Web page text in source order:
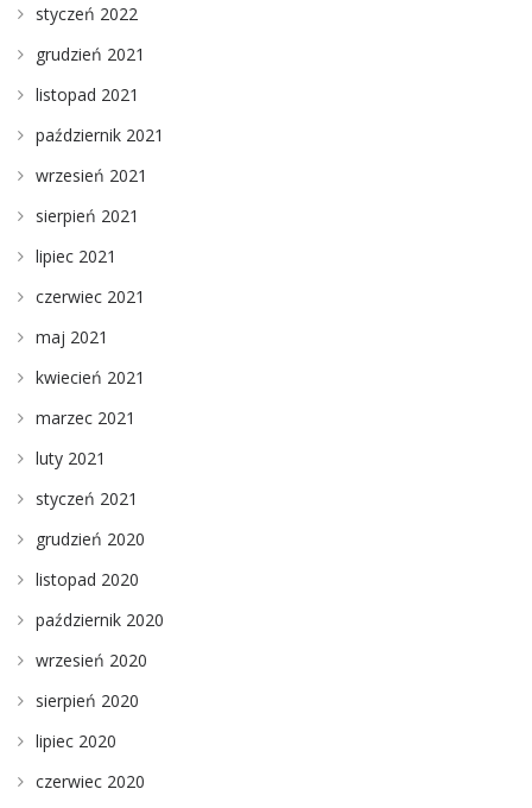
styczeń 2022
grudzień 2021
listopad 2021
październik 2021
wrzesień 2021
sierpień 2021
lipiec 2021
czerwiec 2021
maj 2021
kwiecień 2021
marzec 2021
luty 2021
styczeń 2021
grudzień 2020
listopad 2020
październik 2020
wrzesień 2020
sierpień 2020
lipiec 2020
czerwiec 2020